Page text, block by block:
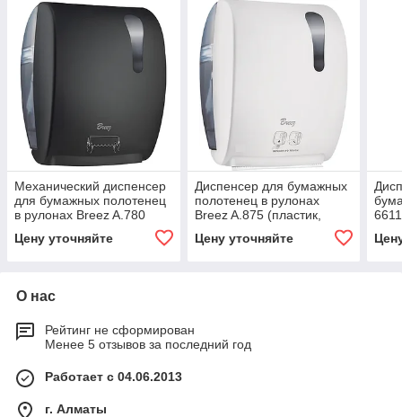
Механический диспенсер
для бумажных полотенец
в рулонах Breez A.780
Цену уточняйте
Диспенсер для бумажных
полотенец в рулонах
Breez A.875 (пластик,
Цену уточняйте
О нас
Рейтинг не сформирован
Менее 5 отзывов за последний год
Работает с 04.06.2013
г. Алматы